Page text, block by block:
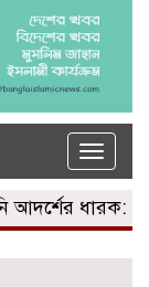
Toggle
ধারক: